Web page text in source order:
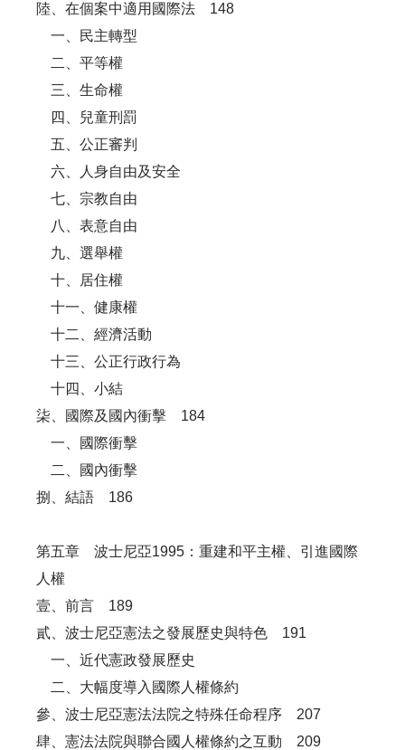
陸、在個案中適用國際法 148
一、民主轉型
二、平等權
三、生命權
四、兒童刑罰
五、公正審判
六、人身自由及安全
七、宗教自由
八、表意自由
九、選舉權
十、居住權
十一、健康權
十二、經濟活動
十三、公正行政行為
十四、小結
柒、國際及國內衝擊 184
一、國際衝擊
二、國內衝擊
捌、結語 186
第五章 波士尼亞1995：重建和平主權、引進國際
人權
壹、前言 189
貳、波士尼亞憲法之發展歷史與特色 191
一、近代憲政發展歷史
二、大幅度導入國際人權條約
參、波士尼亞憲法法院之特殊任命程序 207
肆、憲法法院與聯合國人權條約之互動 209